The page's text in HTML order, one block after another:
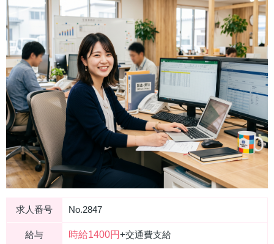
求人番号 No.2847
給与 時給1400円+交通費支給